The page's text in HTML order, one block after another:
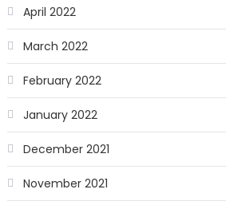
April 2022
March 2022
February 2022
January 2022
December 2021
November 2021